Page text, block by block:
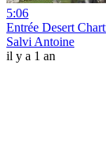
5:06
Entrée Desert
Salvi Antoine
il y a 1 an